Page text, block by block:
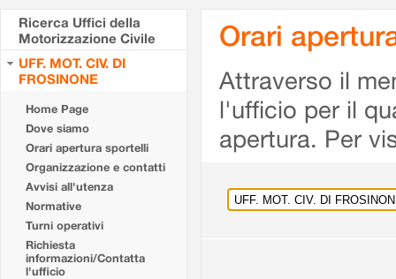
Ricerca Uffici della
Motorizzazione Civile
UFF. MOT. CIV. DI
FROSINONE
Home Page
Dove siamo
Orari apertura sportelli
Organizzazione e contatti
Avvisi all'utenza
Normative
Turni operativi
Richiesta
informazioni/Contatta
l'ufficio
Orari
Attraverso il
l'ufficio per il
apertura. Per